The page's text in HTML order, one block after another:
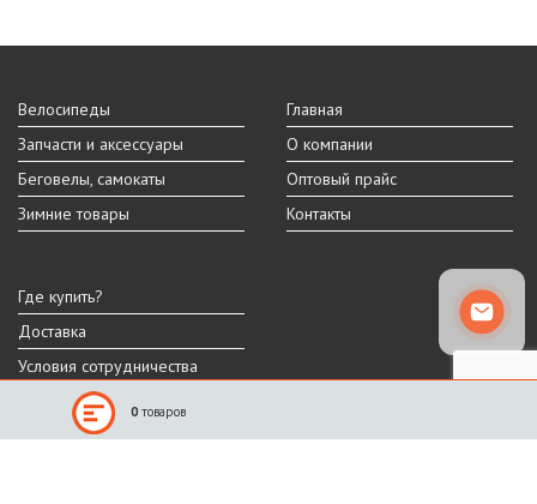
Велосипеды
Запчасти и аксессуары
Беговелы, самокаты
Зимние товары
Главная
О компании
Оптовый прайс
Контакты
Где купить?
Доставка
Условия сотрудничества
Реальный внешний вид и технические характеристики товара могут
0 товаров